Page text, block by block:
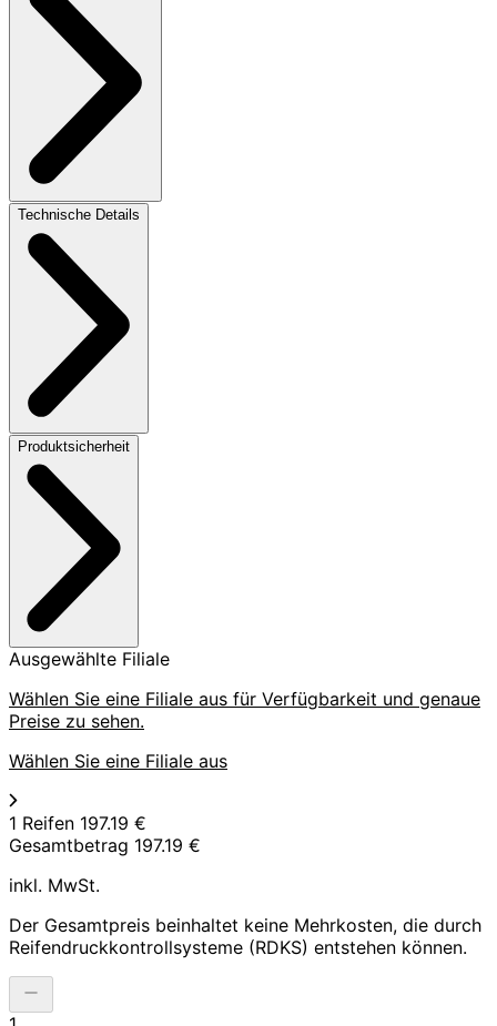
Technische Details
Produktsicherheit
Ausgewählte Filiale
Wählen Sie eine Filiale aus für Verfügbarkeit und genaue
Preise zu sehen.
Wählen Sie eine Filiale aus
1 Reifen 197.19 €
Gesamtbetrag 197.19 €
inkl. MwSt.
Der Gesamtpreis beinhaltet keine Mehrkosten, die durch
Reifendruckkontrollsysteme (RDKS) entstehen können.